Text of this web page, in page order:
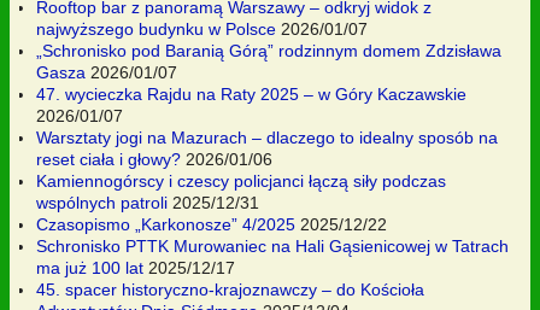
Rooftop bar z panoramą Warszawy – odkryj widok z
najwyższego budynku w Polsce 2026/01/07
„Schronisko pod Baranią Górą” rodzinnym domem Zdzisława
Gasza 2026/01/07
47. wycieczka Rajdu na Raty 2025 – w Góry Kaczawskie
2026/01/07
Warsztaty jogi na Mazurach – dlaczego to idealny sposób na
reset ciała i głowy? 2026/01/06
Kamiennogórscy i czescy policjanci łączą siły podczas
wspólnych patroli 2025/12/31
Czasopismo „Karkonosze” 4/2025 2025/12/22
Schronisko PTTK Murowaniec na Hali Gąsienicowej w Tatrach
ma już 100 lat 2025/12/17
45. spacer historyczno-krajoznawczy – do Kościoła